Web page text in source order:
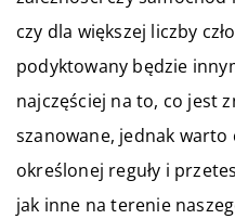
czy dla większej liczby
podyktowany będzie
najczęściej na to, co jest
szanowane, jednak warto
określonej reguły i
jak inne na terenie